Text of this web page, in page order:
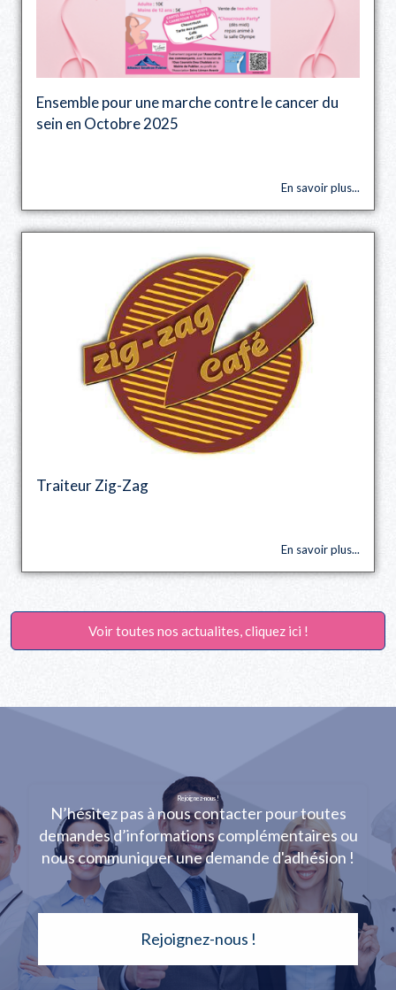
Ensemble pour une marche contre le cancer du
sein en Octobre 2025
En savoir plus...
Traiteur Zig-Zag
En savoir plus...
Voir toutes nos actualites, cliquez ici !
Rejoignez-nous !
N’hésitez pas à nous contacter pour toutes
demandes d’informations complémentaires ou
nous communiquer une demande d'adhésion !
Rejoignez-nous !